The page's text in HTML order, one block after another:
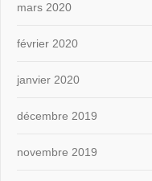
mars 2020
février 2020
janvier 2020
décembre 2019
novembre 2019